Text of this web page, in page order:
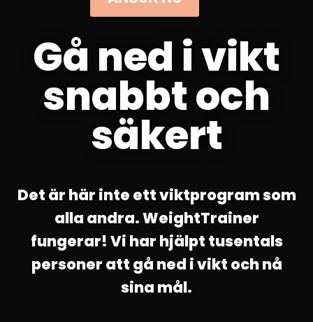
Gå ned i vikt
snabbt och
säkert
Det är här inte ett viktprogram som
alla andra. WeightTrainer
fungerar! Vi har hjälpt tusentals
personer att gå ned i vikt och nå
sina mål.